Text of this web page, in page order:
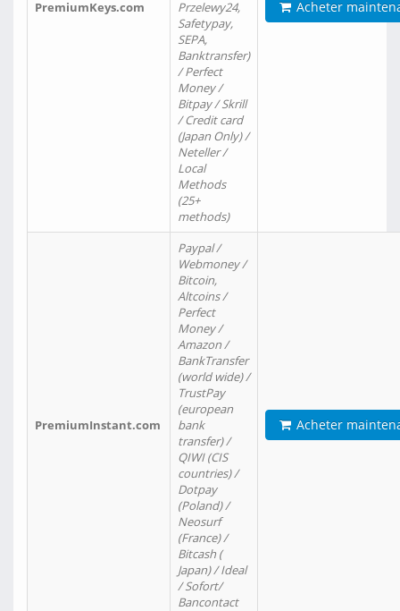
PremiumKeys.com
Przelewy24,
Safetypay,
SEPA,
Banktransfer)
/ Perfect
Money /
Bitpay / Skrill
/ Credit card
(Japan Only) /
Neteller /
Local
Methods
(25+
methods)
Acheter
PremiumInstant.com
Paypal /
Webmoney /
Bitcoin,
Altcoins /
Perfect
Money /
Amazon /
BankTransfer
(world wide) /
TrustPay
(european
bank
transfer) /
QIWI (CIS
countries) /
Dotpay
(Poland) /
Neosurf
(France) /
Bitcash (
Japan) / Ideal
/ Sofort/
Bancontact
Acheter